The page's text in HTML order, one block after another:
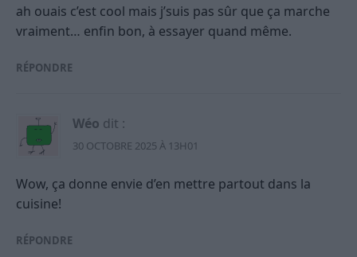
ah ouais c’est cool mais j’suis pas sûr que ça marche
vraiment… enfin bon, à essayer quand même.
RÉPONDRE
Wéo dit :
30 OCTOBRE 2025 À 13H01
Wow, ça donne envie d’en mettre partout dans la
cuisine!
RÉPONDRE